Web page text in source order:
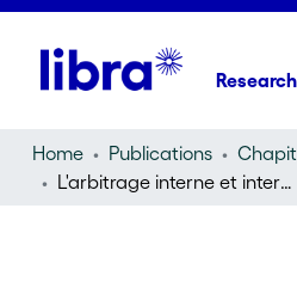
Home Publications
L'arbitrage interne et international en Suisse: le nouveau CPC à l'aune du Concordat et du Chapitre 12 de la LDIP